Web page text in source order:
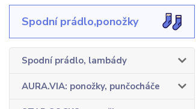
Spodní prádlo,ponožky
Spodní prádlo, lambády
AURA.VIA: ponožky, punčocháče